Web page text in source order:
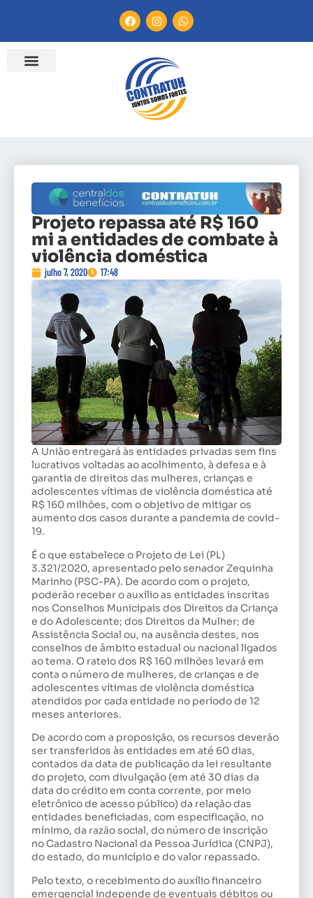
Projeto repassa até R$ 160
mi a entidades de combate à
violência doméstica
julho 7, 2020 17:48
A União entregará às entidades privadas sem fins
lucrativos voltadas ao acolhimento, à defesa e à
garantia de direitos das mulheres, crianças e
adolescentes vítimas de violência doméstica até
R$ 160 milhões, com o objetivo de mitigar os
aumento dos casos durante a pandemia de covid-
19.
É o que estabelece o Projeto de Lei (PL)
3.321/2020, apresentado pelo senador Zequinha
Marinho (PSC-PA). De acordo com o projeto,
poderão receber o auxílio as entidades inscritas
nos Conselhos Municipais dos Direitos da Criança
e do Adolescente; dos Direitos da Mulher; de
Assistência Social ou, na ausência destes, nos
conselhos de âmbito estadual ou nacional ligados
ao tema. O rateio dos R$ 160 milhões levará em
conta o número de mulheres, de crianças e de
adolescentes vítimas de violência doméstica
atendidos por cada entidade no período de 12
meses anteriores.
De acordo com a proposição, os recursos deverão
ser transferidos às entidades em até 60 dias,
contados da data de publicação da lei resultante
do projeto, com divulgação (em até 30 dias da
data do crédito em conta corrente, por meio
eletrônico de acesso público) da relação das
entidades beneficiadas, com especificação, no
mínimo, da razão social, do número de inscrição
no Cadastro Nacional da Pessoa Jurídica (CNPJ),
do estado, do município e do valor repassado.
Pelo texto, o recebimento do auxílio financeiro
emergencial independe de eventuais débitos ou